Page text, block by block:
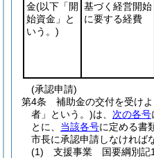
金(以下「開
始資金」と
いう。)
基づく経営開始
に要する経費
(承認申請)
第4条
補助金の交付を受け
者」という。)は、 次の各号
とに、 当該各号に定める書
市長に承認申請しなければ
(1)
支援事業 国要綱別記